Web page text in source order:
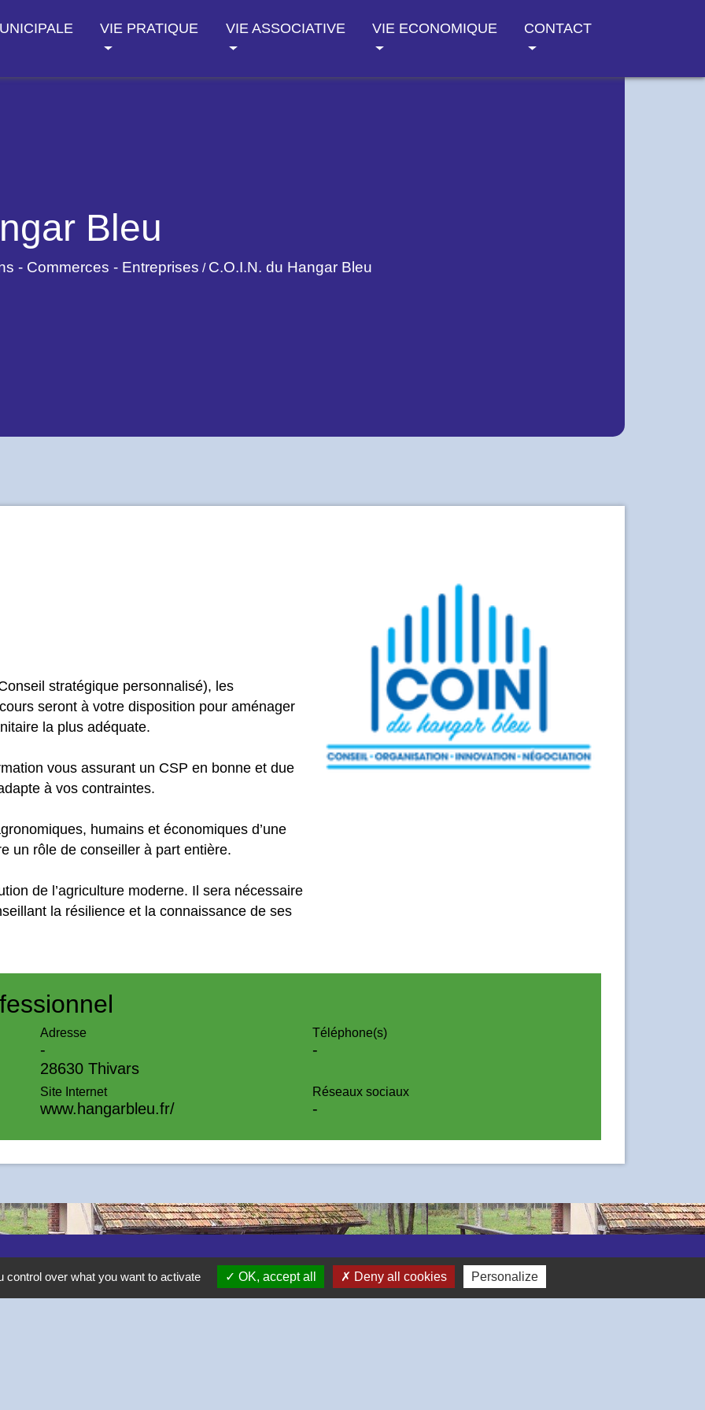
VIE PRATIQUE VIE ASSOCIATIVE VIE ECONOMIQUE CONTACT
Bleu
- Commerces - Entreprises / C.O.I.N. du Hangar Bleu
stratégique personnalisé), les
seront à votre disposition pour aménager
la plus adéquate.
vous assurant un CSP en bonne et due
à vos contraintes.
humains et économiques d’une
un rôle de conseiller à part entière.
de l’agriculture moderne. Il sera nécessaire
la résilience et la connaissance de ses
Adresse
-
28630 Thivars
Téléphone(s)
-
Site Internet
www.hangarbleu.fr/
Réseaux sociaux
-
over what you want to activate OK, accept all Deny all cookies Personalize